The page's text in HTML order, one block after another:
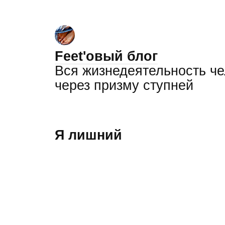
Feet'овый блог
Вся жизнедеятельность
через призму ступней
Я лишний